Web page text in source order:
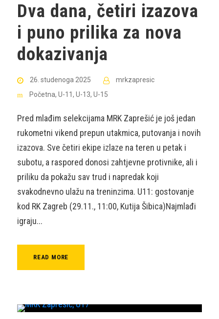
Dva dana, četiri izazova
i puno prilika za nova
dokazivanja
26. studenoga 2025
mrkzapresic
Početna, U-11 , U-13, U-15
Pred mlađim selekcijama MRK Zaprešić je još jedan
rukometni vikend prepun utakmica, putovanja i novih
izazova. Sve četiri ekipe izlaze na teren u petak i
subotu, a raspored donosi zahtjevne protivnike, ali i
priliku da pokažu sav trud i napredak koji
svakodnevno ulažu na treninzima. U11: gostovanje
kod RK Zagreb (29.11., 11:00, Kutija Šibica)Najmlađi
igraju...
READ MORE